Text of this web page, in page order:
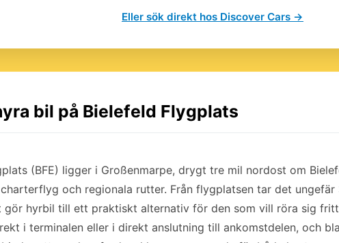
Eller sök direkt hos Discover Cars →
bil på Bielefeld Flygplats
(BFE) ligger i Großenmarpe, drygt tre mil nordost om
och regionala rutter. Från flygplatsen tar det
gör hyrbil till ett praktiskt alternativ för den som vill röra sig
i terminalen eller i direkt anslutning till ankomstdelen, och